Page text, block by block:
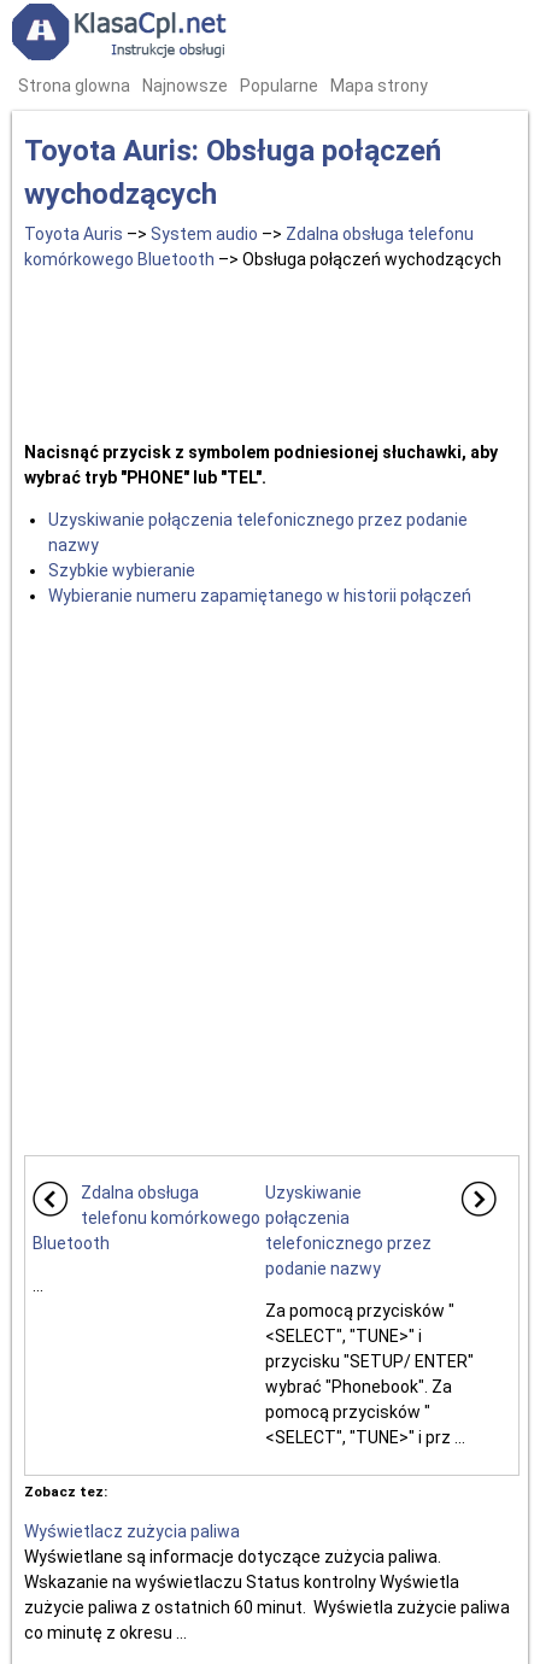
Strona glowna Najnowsze Popularne Mapa strony
Toyota Auris: Obsługa połączeń
wychodzących
Toyota Auris –> System audio –> Zdalna obsługa telefonu
komórkowego Bluetooth –> Obsługa połączeń wychodzących
Nacisnąć przycisk z symbolem podniesionej słuchawki, aby
wybrać tryb "PHONE" lub "TEL".
Uzyskiwanie połączenia telefonicznego przez podanie
nazwy
Szybkie wybieranie
Wybieranie numeru zapamiętanego w historii połączeń
Zdalna obsługa
telefonu komórkowego
Bluetooth
Uzyskiwanie
połączenia
telefonicznego przez
podanie nazwy
Za pomocą przycisków "
<SELECT", "TUNE>" i
przycisku "SETUP/ ENTER"
wybrać "Phonebook". Za
pomocą przycisków "
<SELECT", "TUNE>" i prz ...
Zobacz tez:
Wyświetlacz zużycia paliwa
Wyświetlane są informacje dotyczące zużycia paliwa.
Wskazanie na wyświetlaczu Status kontrolny Wyświetla
zużycie paliwa z ostatnich 60 minut. Wyświetla zużycie paliwa
co minutę z okresu ...